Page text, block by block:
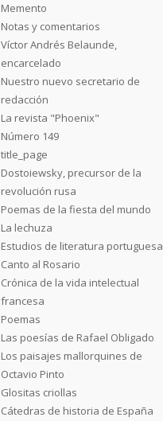
Memento
Notas y comentarios
Víctor Andrés Belaunde,
encarcelado
Nuestro nuevo secretario de
redacción
La revista "Phoenix"
Número 149
title_page
Dostoiewsky, precursor de la
revolución rusa
Poemas de la fiesta del mundo
La lechuza
Estudios de literatura portuguesa
Canto al Rosario
Crónica de la vida intelectual
francesa
Poemas
Las poesías de Rafael Obligado
Los paisajes mallorquines de
Octavio Pinto
Glositas criollas
Cátedras de historia de España